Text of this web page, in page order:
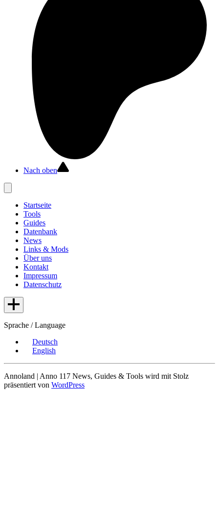
Nach oben
Startseite
Tools
Guides
Datenbank
News
Links & Mods
Über uns
Kontakt
Impressum
Datenschutz
Sprache / Language
Deutsch
English
Annoland | Anno 117 News, Guides & Tools wird mit Stolz
präsentiert von WordPress